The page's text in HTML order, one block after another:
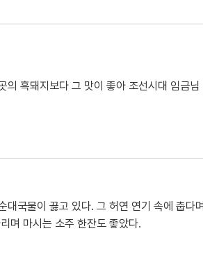
흑돼지보다 그 맛이 좋아 조선시대 임금
국물이 끓고 있다. 그 허연 연기 속에 춥다
며 마시는 소주 한잔도 좋았다.